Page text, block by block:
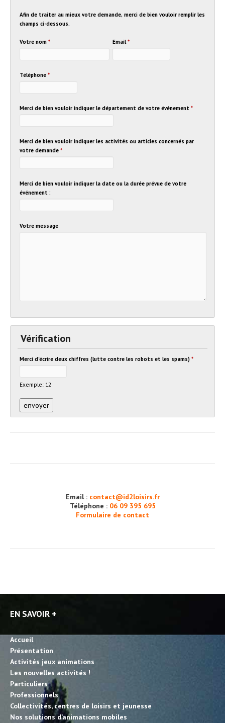
Afin de traiter au mieux votre demande, merci de bien vouloir remplir les
champs ci-dessous.
Votre nom * Email*
Téléphone *
Merci de bien vouloir indiquer le département de votre événement *
Merci de bien vouloir indiquer les activités ou articles concernés par
votre demande *
Merci de bien vouloir indiquer la date ou la durée prévue de votre
événement :
Votre message
Vérification
Merci d'écrire deux chiffres (lutte contre les robots et les spams) *
Exemple: 12
Email : contact@id2loisirs.fr
Téléphone : 06 09 395 695
Formulaire de contact
EN SAVOIR +
Accueil
Présentation
Activités jeux animations
Les nouvelles activités !
Particuliers
Professionnels
Collectivités, centres de loisirs et jeunesse
Nos solutions d’animations mobiles